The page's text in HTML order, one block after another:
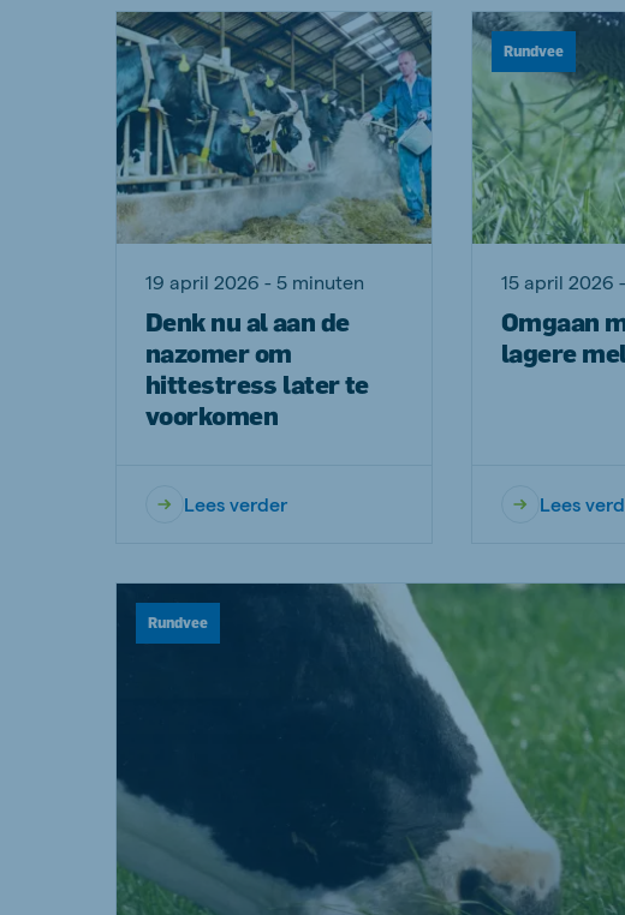
19 april 2026 - 5 minuten
Denk nu al aan de
nazomer om
hittestress later te
voorkomen
Lees verder
Rundvee
15 april 2026
Omgaan
lagere
Lees
Rundvee